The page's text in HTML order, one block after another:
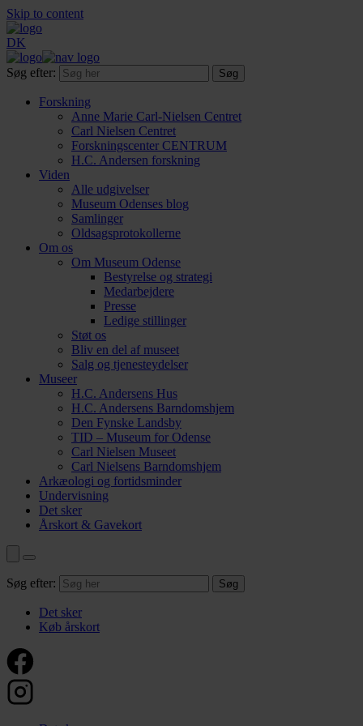
Skip to content
DK
Søg efter:
Forskning
Anne Marie Carl-Nielsen Centret
Carl Nielsen Centret
Forsknings­center CENTRUM
H.C. Andersen forskning
Viden
Alle udgivelser
Museum Odenses blog
Samlinger
Oldsagsprotokollerne
Om os
Om Museum Odense
Bestyrelse og strategi
Medarbejdere
Presse
Ledige stillinger
Støt os
Bliv en del af museet
Salg og tjenesteydelser
Museer
H.C. Andersens Hus
H.C. Andersens Barndomshjem
Den Fynske Landsby
TID – Museum for Odense
Carl Nielsen Museet
Carl Nielsens Barndomshjem
Arkæologi og fortidsminder
Undervisning
Det sker
Årskort & Gavekort
Søg efter:
Det sker
Køb årskort